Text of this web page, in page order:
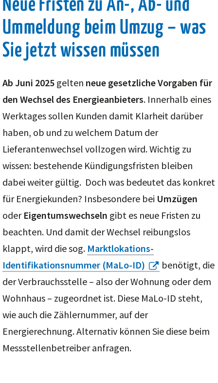
Neue Fristen zu An-, Ab- und
Ummeldung beim Umzug – was
Sie jetzt wissen müssen
Ab Juni 2025 gelten neue gesetzliche Vorgaben für
den Wechsel des Energieanbieters. Innerhalb eines
Werktages sollen Kunden damit Klarheit darüber
haben, ob und zu welchem Datum der
Lieferantenwechsel vollzogen wird. Wichtig zu
wissen: bestehende Kündigungsfristen bleiben
dabei weiter gültig. Doch was bedeutet das konkret
für Energiekunden? Insbesondere bei Umzügen
oder Eigentumswechseln gibt es neue Fristen zu
beachten. Und damit der Wechsel reibungslos
klappt, wird die sog. Marktlokations-
Identifikationsnummer (MaLo-ID)
benötigt, die
der Verbrauchsstelle – also der Wohnung oder dem
Wohnhaus – zugeordnet ist. Diese MaLo-ID steht,
wie auch die Zählernummer, auf der
Energierechnung. Alternativ können Sie diese beim
Messstellenbetreiber anfragen.